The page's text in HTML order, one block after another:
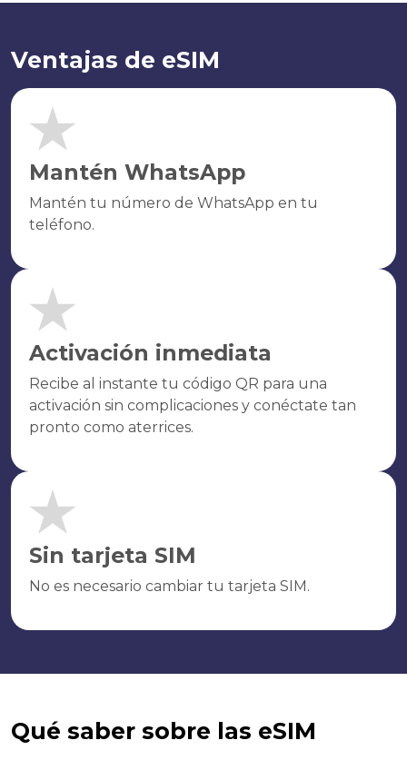
Ventajas de eSIM
Mantén WhatsApp
Mantén tu número de WhatsApp en tu
teléfono.
Activación inmediata
Recibe al instante tu código QR para una
activación sin complicaciones y conéctate tan
pronto como aterrices.
Sin tarjeta SIM
No es necesario cambiar tu tarjeta SIM.
Qué saber sobre las eSIM